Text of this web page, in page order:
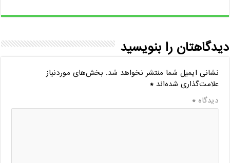
دیدگاهتان را بنویسید
نشانی ایمیل شما منتشر نخواهد شد. بخش‌های موردنیاز
علامت‌گذاری شده‌اند*
دیدگاه*